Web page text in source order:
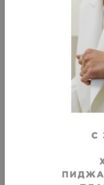
Дубленка (текстиль)